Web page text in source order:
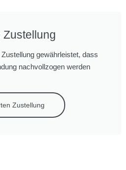
Zustellung
gewährleistet, dass
nachvollzogen werden
Zustellung